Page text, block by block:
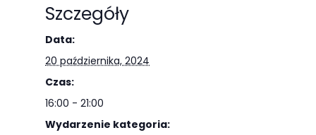
Szczegóły
Data:
20 października, 2024
Czas:
16:00 - 21:00
Wydarzenie kategoria: